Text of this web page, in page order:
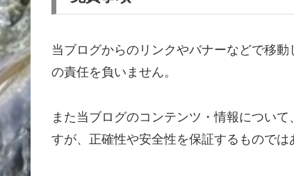
当ブログからのリンクやバナーなどで移
の責任を負いません。
また当ブログのコンテンツ・情報につい
すが、正確性や安全性を保証するもので